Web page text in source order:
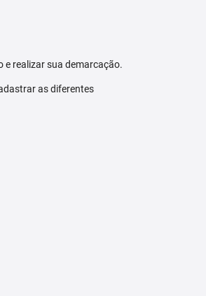
e realizar sua demarcação.
as diferentes